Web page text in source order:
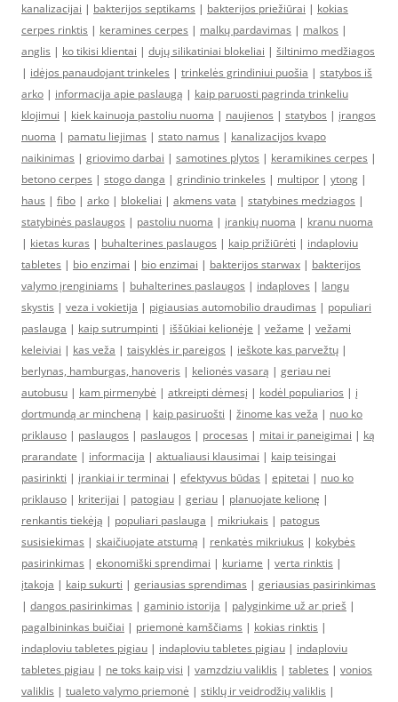
kanalizacijai | bakterijos septikams | bakterijos priežiūrai | kokias
cerpes rinktis | keramines cerpes | malkų pardavimas | malkos |
anglis | ko tikisi klientai | dujų silikatiniai blokeliai | šiltinimo medžiagos
| idėjos panaudojant trinkeles | trinkelės grindiniui puošia | statybos iš
arko | informacija apie paslaugą | kaip paruosti pagrinda trinkeliu
klojimui | kiek kainuoja pastoliu nuoma | naujienos | statybos | įrangos
nuoma | pamatu liejimas | stato namus | kanalizacijos kvapo
naikinimas | griovimo darbai | samotines plytos | keramikines cerpes |
betono cerpes | stogo danga | grindinio trinkeles | multipor | ytong |
haus | fibo | arko | blokeliai | akmens vata | statybines medziagos |
statybinės paslaugos | pastoliu nuoma | įrankių nuoma | kranu nuoma
| kietas kuras | buhalterines paslaugos | kaip prižiūrėti | indaploviu
tabletes | bio enzimai | bio enzimai | bakterijos starwax | bakterijos
valymo įrenginiams | buhalterines paslaugos | indaploves | langu
skystis | veza i vokietija | pigiausias automobilio draudimas | populiari
paslauga | kaip sutrumpinti | iššūkiai kelionėje | vežame | vežami
keleiviai | kas veža | taisyklės ir pareigos | ieškote kas parvežtų |
berlynas, hamburgas, hanoveris | kelionės vasarą | geriau nei
autobusu | kam pirmenybė | atkreipti dėmesį | kodėl populiarios | į
dortmundą ar mincheną | kaip pasiruošti | žinome kas veža | nuo ko
priklauso | paslaugos | paslaugos | procesas | mitai ir paneigimai | ką
prarandate | informacija | aktualiausi klausimai | kaip teisingai
pasirinkti | įrankiai ir terminai | efektyvus būdas | epitetai | nuo ko
priklauso | kriterijai | patogiau | geriau | planuojate kelionę |
renkantis tiekėją | populiari paslauga | mikriukais | patogus
susisiekimas | skaičiuojate atstumą | renkatės mikriukus | kokybės
pasirinkimas | ekonomiški sprendimai | kuriame | verta rinktis |
įtakoja | kaip sukurti | geriausias sprendimas | geriausias pasirinkimas
| dangos pasirinkimas | gaminio istorija | palyginkime už ar prieš |
pagalbininkas buičiai | priemonė kamščiams | kokias rinktis |
indaploviu tabletes pigiau | indaploviu tabletes pigiau | indaploviu
tabletes pigiau | ne toks kaip visi | vamzdziu valiklis | tabletes | vonios
valiklis | tualeto valymo priemonė | stiklų ir veidrodžių valiklis |